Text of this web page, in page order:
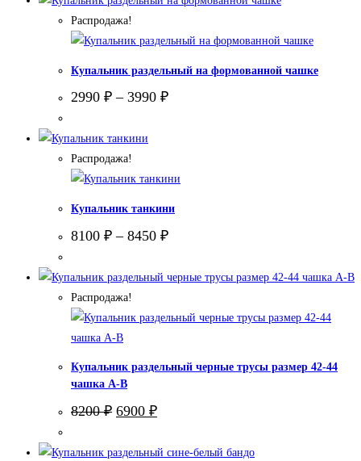
Распродажа!
Купальник раздельный на формованной чашке
2990 ₽ – 3990 ₽
Распродажа!
Купальник танкини
8100 ₽ – 8450 ₽
Распродажа!
Купальник раздельный черные трусы размер 42-44
чашка А-В
8200₽ Первоначальная
цена
8200 ₽.
6900 ₽Текущая
цена: